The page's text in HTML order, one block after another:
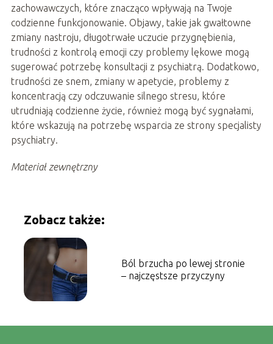
zachowawczych, które znacząco wpływają na Twoje
codzienne funkcjonowanie. Objawy, takie jak gwałtowne
zmiany nastroju, długotrwałe uczucie przygnębienia,
trudności z kontrolą emocji czy problemy lękowe mogą
sugerować potrzebę konsultacji z psychiatrą. Dodatkowo,
trudności ze snem, zmiany w apetycie, problemy z
koncentracją czy odczuwanie silnego stresu, które
utrudniają codzienne życie, również mogą być sygnałami,
które wskazują na potrzebę wsparcia ze strony specjalisty
psychiatry.
Materiał zewnętrzny
Zobacz także:
Ból brzucha po lewej stronie
– najczęstsze przyczyny